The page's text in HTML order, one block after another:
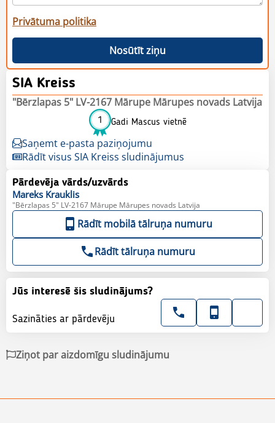
Privātuma politika
Nosūtīt ziņu
SIA Kreiss
"Bērzlapas 5" LV-2167 Mārupe Mārupes novads Latvija
1 Gadi Mascus vietnē
Saņemt e-pasta paziņojumu
Rādīt visus SIA Kreiss sludinājumus
Pārdevēja vārds/uzvārds
Mareks Krauklis
"Bērzlapas 5" LV-2167 Mārupe Mārupes novads Latvija
Rādīt mobilā tālruņa numuru
Rādīt tālruņa numuru
Jūs interesē šis sludinājums?
Sazināties ar pārdevēju
Ziņot par aizdomīgu sludinājumu